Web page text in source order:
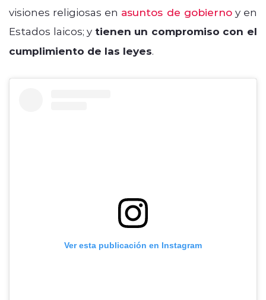
visiones religiosas en asuntos de gobiernoy en
Estados laicos; y tienen un compromiso con el
cumplimiento de las leyes.
Ver esta publicación en Instagram